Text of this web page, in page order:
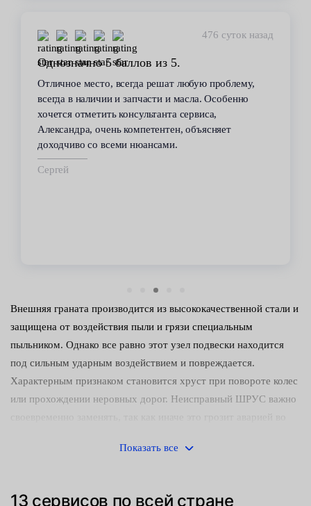
476 суток назад
Однозначно 5 баллов из 5.
Отличное место, всегда решат любую проблему,
всегда в наличии и запчасти и масла. Особенно
хочется отметить консультанта сервиса,
Александра, очень компетентен, объясняет
доходчиво со всеми нюансами.
Сергей
Внешняя граната производится из высококачественной стали и
защищена от воздействия пыли и грязи специальным
пыльником. Однако все равно этот узел подвески находится
под сильным ударным воздействием и повреждается.
Характерным признаком становится хруст при повороте колес
или прохождении неровных дорог. Неисправный ШРУС важно
Показать все
13 сервисов по всей стране